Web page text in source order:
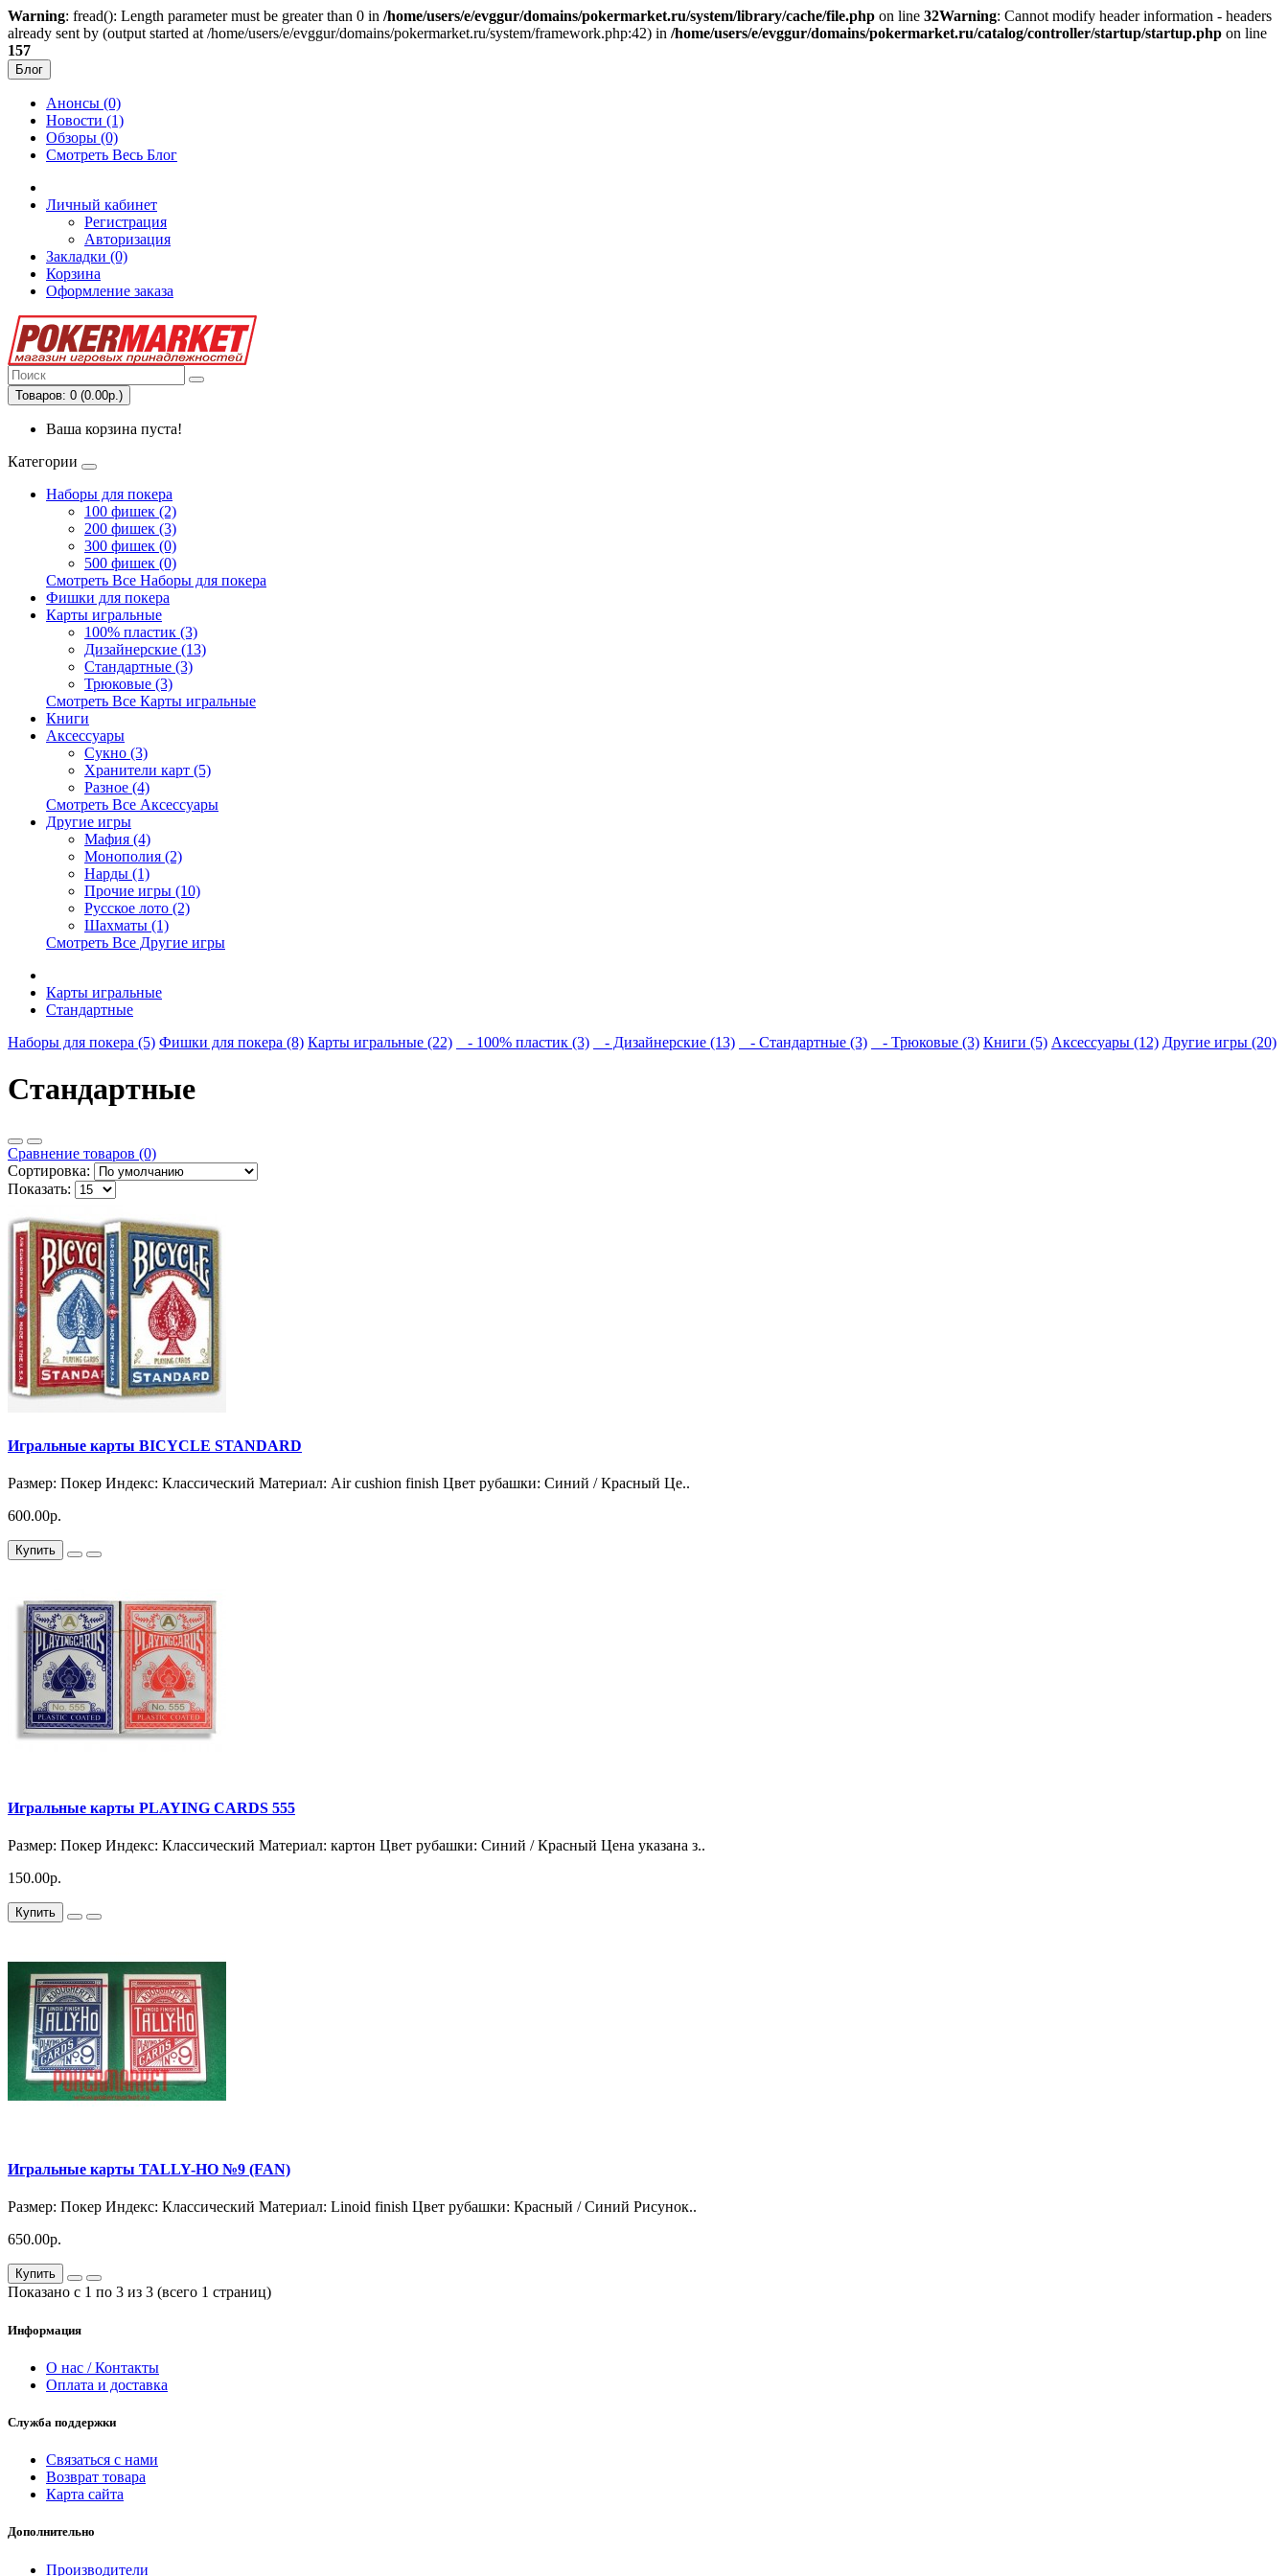
Warning: fread(): Length parameter must be greater than 0 in /home/users/e/evggur/domains/pokermarket.ru/system/library/cache/file.php on line 32Warning: Cannot modify header information - headers
already sent by (output started at /home/users/e/evggur/domains/pokermarket.ru/system/framework.php:42) in /home/users/e/evggur/domains/pokermarket.ru/catalog/controller/startup/startup.php on line
157
Блог
Анонсы (0)
Новости (1)
Обзоры (0)
Смотреть Весь Блог
Личный кабинет
Регистрация
Авторизация
Закладки (0)
Корзина
Оформление заказа
Товаров: 0 (0.00р.)
Ваша корзина пуста!
Категории
Наборы для покера
100 фишек (2)
200 фишек (3)
300 фишек (0)
500 фишек (0)
Смотреть Все Наборы для покера
Фишки для покера
Карты игральные
100% пластик (3)
Дизайнерские (13)
Стандартные (3)
Трюковые (3)
Смотреть Все Карты игральные
Книги
Аксессуары
Сукно (3)
Хранители карт (5)
Разное (4)
Смотреть Все Аксессуары
Другие игры
Мафия (4)
Монополия (2)
Нарды (1)
Прочие игры (10)
Русское лото (2)
Шахматы (1)
Смотреть Все Другие игры
Карты игральные
Стандартные
Наборы для покера (5) Фишки для покера (8) Карты игральные (22) - 100% пластик (3) - Дизайнерские (13) - Стандартные (3) - Трюковые (3) Книги (5) Аксессуары (12) Другие игры (20)
Стандартные
Сравнение товаров (0)
Сортировка:
Показать:
Игральные карты BICYCLE STANDARD
Размер: Покер Индекс: Классический Материал: Air cushion finish Цвет рубашки: Синий / Красный Це..
600.00р.
Купить
Игральные карты PLAYING CARDS 555
Размер: Покер Индекс: Классический Материал: картон Цвет рубашки: Синий / Красный Цена указана з..
150.00р.
Купить
Игральные карты TALLY-HO №9 (FAN)
Размер: Покер Индекс: Классический Материал: Linoid finish Цвет рубашки: Красный / Синий Рисунок..
650.00р.
Купить
Показано с 1 по 3 из 3 (всего 1 страниц)
Информация
О нас / Контакты
Оплата и доставка
Служба поддержки
Связаться с нами
Возврат товара
Карта сайта
Дополнительно
Производители